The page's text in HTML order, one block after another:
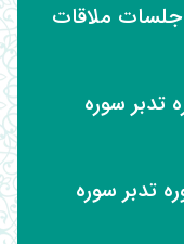
جلسات ملاقات
تدبر سوره
تدبر سوره